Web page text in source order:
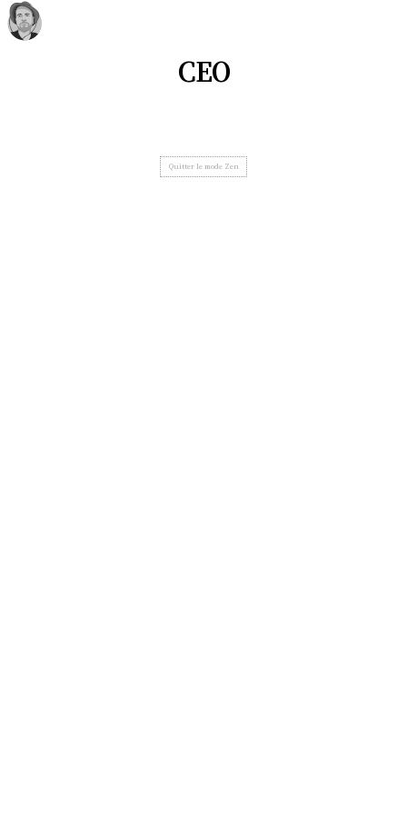
CEO
Quitter le mode Zen